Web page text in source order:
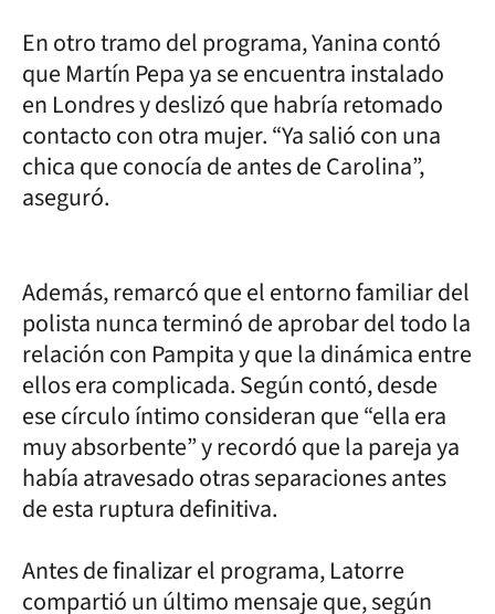
En otro tramo del programa, Yanina contó
que Martín Pepa ya se encuentra instalado
en Londres y deslizó que habría retomado
contacto con otra mujer. “Ya salió con una
chica que conocía de antes de Carolina”,
aseguró.
Además, remarcó que el entorno familiar del
polista nunca terminó de aprobar del todo la
relación con Pampita y que la dinámica entre
ellos era complicada. Según contó, desde
ese círculo íntimo consideran que “ella era
muy absorbente” y recordó que la pareja ya
había atravesado otras separaciones antes
de esta ruptura definitiva.
Antes de finalizar el programa, Latorre
compartió un último mensaje que, según